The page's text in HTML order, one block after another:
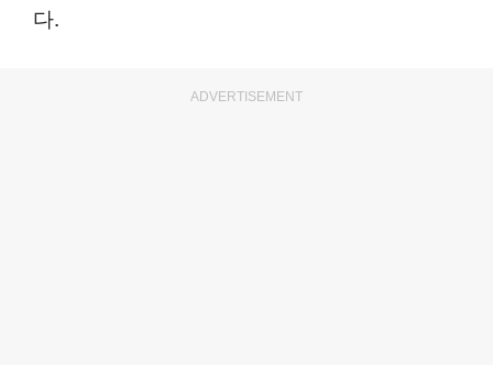
다.
ADVERTISEMENT